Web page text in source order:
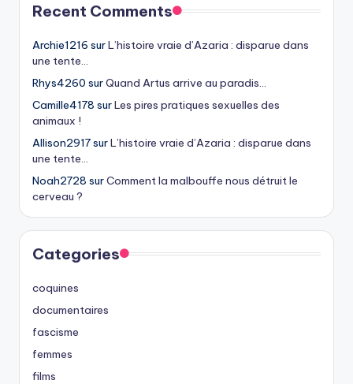
Recent Comments
Archie1216 surL’histoire vraie d’Azaria : disparue dans
une tente…
Rhys4260 surQuand Artus arrive au paradis…
Camille4178 surLes pires pratiques sexuelles des
animaux !
Allison2917surL’histoire vraie d’Azaria : disparue dans
une tente…
Noah2728 surComment la malbouffe nous détruit le
cerveau ?
Categories
coquines
documentaires
fascisme
femmes
films